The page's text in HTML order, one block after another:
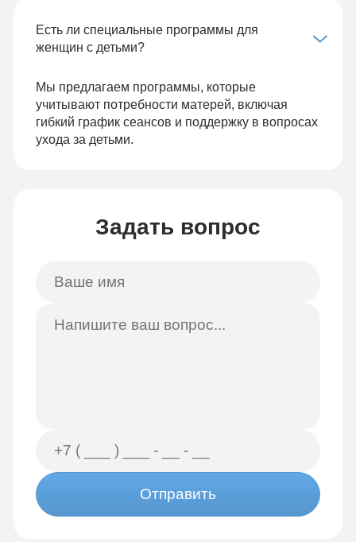
Есть ли специальные программы для
женщин с детьми?
Мы предлагаем программы, которые
учитывают потребности матерей, включая
гибкий график сеансов и поддержку в вопросах
ухода за детьми.
Задать вопрос
Отправить